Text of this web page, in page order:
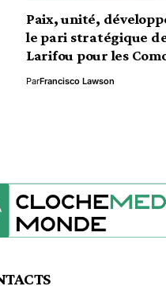
Paix, unité,
le pari stratégique
Larifou pour les
ParFrancisco Lawson